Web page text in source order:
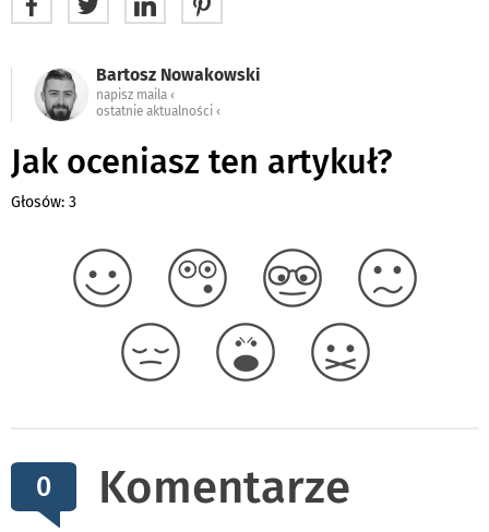
Bartosz Nowakowski
napisz maila ‹
ostatnie aktualności ‹
Jak oceniasz ten artykuł?
Głosów: 3
0 Komentarze